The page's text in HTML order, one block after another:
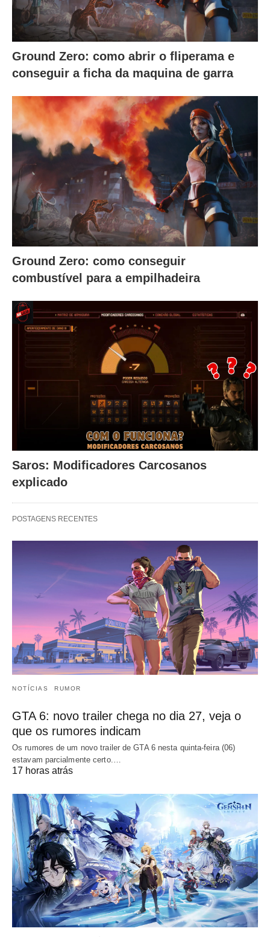
Ground Zero: como abrir o fliperama e
conseguir a ficha da maquina de garra
Ground Zero: como conseguir
combustível para a empilhadeira
Saros: Modificadores Carcosanos
explicado
POSTAGENS RECENTES
NOTÍCIAS RUMOR
GTA 6: novo trailer chega no dia 27, veja o
que os rumores indicam
Os rumores de um novo trailer de GTA 6 nesta quinta-feira (06)
estavam parcialmente certo.…
17 horas atrás